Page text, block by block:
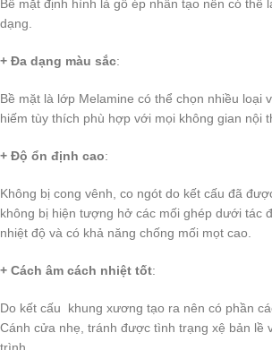
Bề mặt định hình là gỗ ép nhân tạo nên có thể
dạng.
+ Đa dạng màu sắc:
Bề mặt là lớp Melamine có thể chọn nhiều loại
hiếm tùy thích phù hợp với mọi không gian nội
+ Độ ổn định cao:
Không bị cong vênh, co ngót do kết cấu đã
không bị hiện tượng hở các mối ghép dưới tác
nhiệt độ và có khả năng chống mối mọt cao.
+ Cách âm cách nhiệt tốt:
Do kết cấu khung xương tạo ra nên có phần
Cánh cửa nhẹ, tránh được tình trạng xệ bản lề